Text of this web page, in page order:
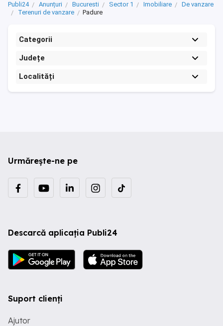
Publi24 Anunțuri Bucuresti Sector 1 Imobiliare
De vanzare
Terenuri de vanzare
Padure
Categorii
Județe
Localități
Urmărește-ne pe
Descarcă aplicația Publi24
Suport clienți
Ajutor